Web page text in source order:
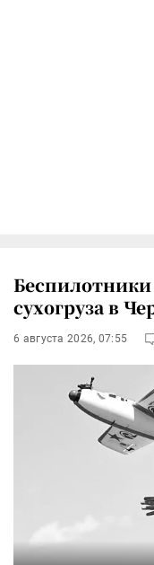
сухогруза в
6 августа 2026, 07:55